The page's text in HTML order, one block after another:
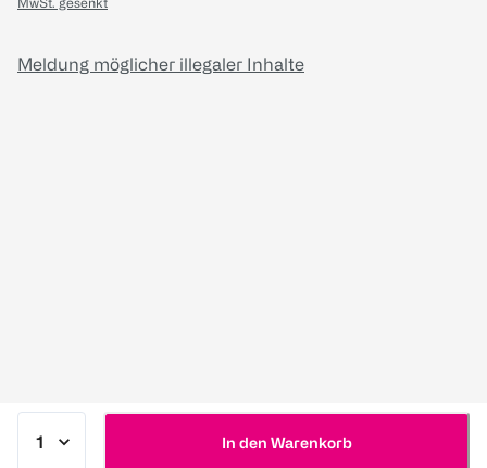
In den Warenkorb
Meldung möglicher illegaler Inhalte